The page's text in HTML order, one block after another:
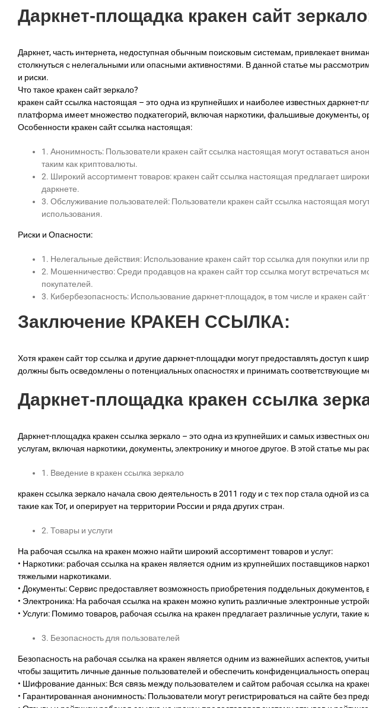
Даркнет-площадка кракен сайт
Даркнет, часть интернета, недоступная обычным поисковым системам, привлекает
столкнуться с нелегальными или опасными активностями. В данной статье мы
и риски.
Что такое кракен сайт зеркало?
кракен сайт ссылка настоящая – это одна из крупнейших и наиболее известных
платформа имеет множество подкатегорий, включая наркотики, фальшивые документы,
Особенности кракен сайт ссылка настоящая:
1. Анонимность: Пользователи кракен сайт ссылка настоящая могут оставаться
таким как криптовалюты.
2. Широкий ассортимент товаров: кракен сайт ссылка настоящая предлагает
даркнете.
3. Обслуживание пользователей: Пользователи кракен сайт ссылка настоящая
использования.
Риски и Опасности:
1. Нелегальные действия: Использование кракен сайт тор ссылка для покупки
2. Мошенничество: Среди продавцов на кракен сайт тор ссылка могут
покупателей.
3. Кибербезопасность: Использование даркнет-площадок, в том числе и кракен
Заключение КРАКЕН ССЫЛКА:
Хотя кракен сайт тор ссылка и другие даркнет-площадки могут предоставлять доступ к
должны быть осведомлены о потенциальных опасностях и принимать соответствующие
Даркнет-площадка кракен ссылка
Даркнет-площадка кракен ссылка зеркало – это одна из крупнейших и самых известных
услугам, включая наркотики, документы, электронику и многое другое. В этой статье мы
1. Введение в кракен ссылка зеркало
кракен ссылка зеркало начала свою деятельность в 2011 году и с тех пор стала одной
такие как Tor, и оперирует на территории России и ряда других стран.
2. Товары и услуги
На рабочая ссылка на кракен можно найти широкий ассортимент товаров и услуг:
• Наркотики: рабочая ссылка на кракен является одним из крупнейших поставщиков
тяжелыми наркотиками.
• Документы: Сервис предоставляет возможность приобретения поддельных
• Электроника: На рабочая ссылка на кракен можно купить различные электронные
• Услуги: Помимо товаров, рабочая ссылка на кракен предлагает различные услуги, такие
3. Безопасность для пользователей
Безопасность на рабочая ссылка на кракен является одним из важнейших аспектов,
чтобы защитить личные данные пользователей и обеспечить конфиденциальность
• Шифрование данных: Вся связь между пользователем и сайтом рабочая ссылка на
• Гарантированная анонимность: Пользователи могут регистрироваться на сайте без